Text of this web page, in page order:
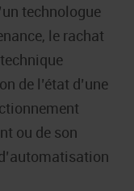
technologue
le rachat
de l’état d’une
ou de son